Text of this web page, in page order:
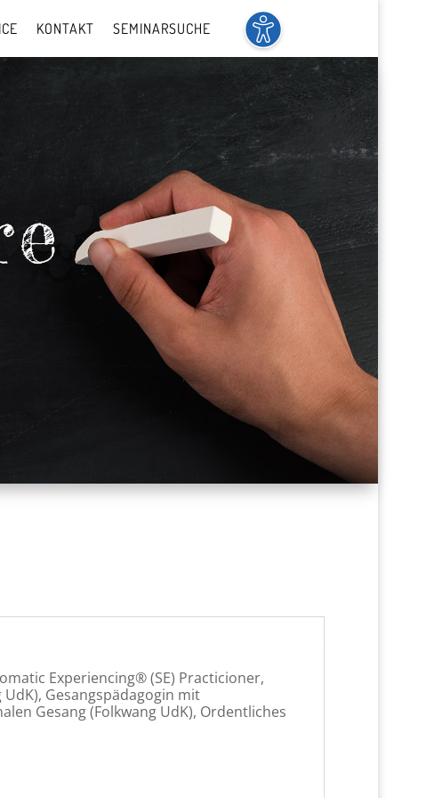
KONTAKT SEMINARSUCHE
Experiencing® (SE) Practicioner,
Gesangspädagogin mit
Gesang (Folkwang UdK), Ordentliches